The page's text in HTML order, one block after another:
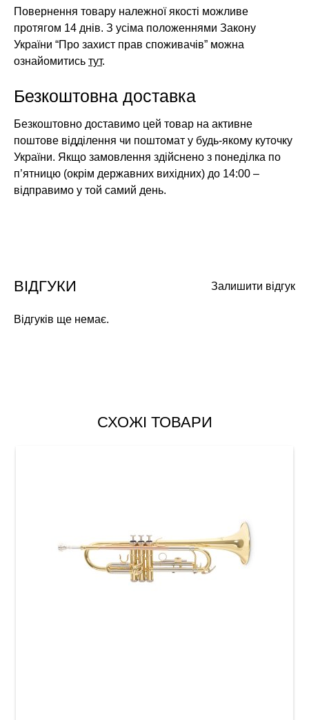
Повернення товару належної якості можливе
протягом 14 днів. З усіма положеннями Закону
України “Про захист прав споживачів” можна
ознайомитись тут.
Безкоштовна доставка
Безкоштовно доставимо цей товар на активне
поштове відділення чи поштомат у будь-якому куточку
України. Якщо замовлення здійснено з понеділка по
п’ятницю (окрім державних вихідних) до 14:00 –
відправимо у той самий день.
Залишити відгук
ВІДГУКИ
Відгуків ще немає.
СХОЖІ ТОВАРИ